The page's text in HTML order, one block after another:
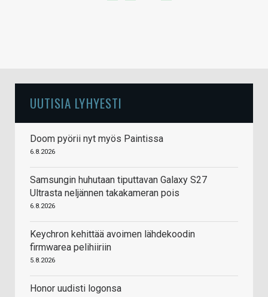
UUTISIA LYHYESTI
Doom pyörii nyt myös Paintissa
6.8.2026
Samsungin huhutaan tiputtavan Galaxy S27
Ultrasta neljännen takakameran pois
6.8.2026
Keychron kehittää avoimen lähdekoodin
firmwarea pelihiiriin
5.8.2026
Honor uudisti logonsa